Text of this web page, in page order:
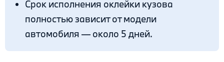
Срок исполнения оклейки кузова
полностью зависит от модели
автомобиля — около 5 дней.